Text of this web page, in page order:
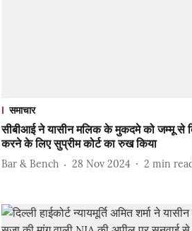
समाचार
सीबीआई ने यासीन मलिक के मुकदमे को जम्मू से
करने के लिए सुप्रीम कोर्ट का रुख किया
Bar & Bench 28 Nov 2024 2 min